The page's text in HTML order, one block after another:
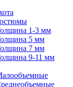
1-3 мм
5 мм
7 мм
9-11 мм